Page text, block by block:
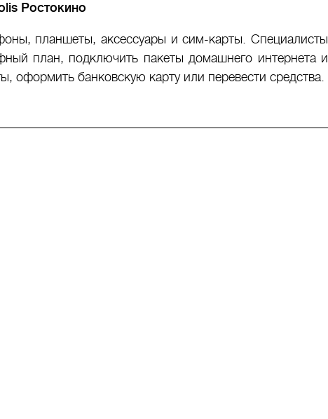
Ростокино
планшеты, аксессуары и сим-карты. Специалисты
план, подключить пакеты домашнего интернета и
оформить банковскую карту или перевести средства.